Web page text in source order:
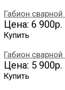
Габион
Цена: 6 900р.
Купить
Габион
Цена: 5 900р.
Купить